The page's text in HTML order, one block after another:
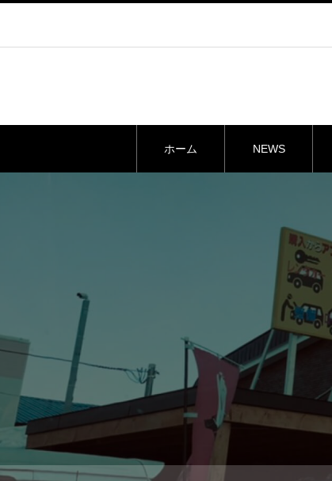
ホーム NEWS